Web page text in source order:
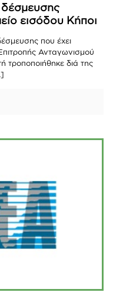
εισόδου Κήποι
που έχει
Ανταγωνισμού
τροποποιήθηκε διά της